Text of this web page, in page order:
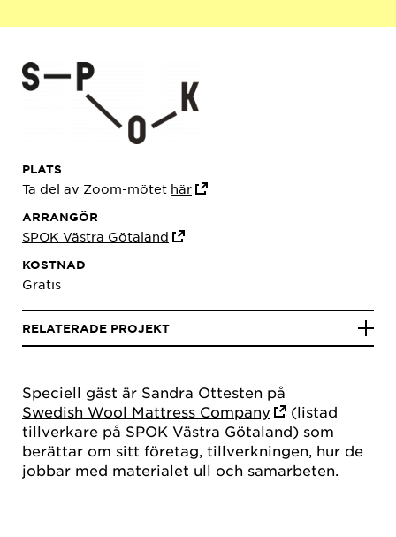
Speciell gäst är Sandra Ottesten på
Swedish Wool Mattress Company
(listad
tillverkare på SPOK Västra Götaland) som
berättar om sitt företag, tillverkningen, hur de
jobbar med materialet ull och samarbeten.
PLATS
Ta del av Zoom-mötet här
ARRANGÖR
SPOK Västra Götaland
KOSTNAD
Gratis
RELATERADE PROJEKT